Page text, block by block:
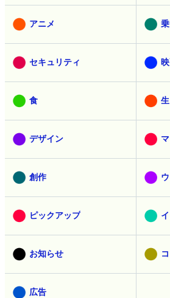
アニメ
セキュリティ
食
デザイン
創作
ピックアップ
お知らせ
広告